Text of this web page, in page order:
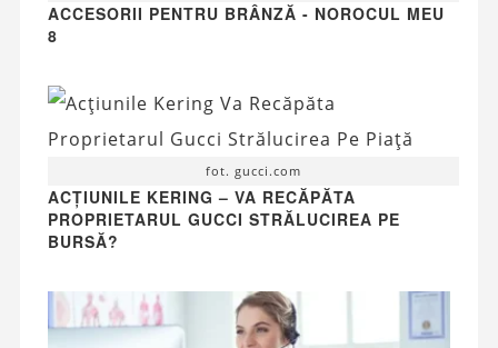
ACCESORII PENTRU BRÂNZĂ - NOROCUL MEU
8
fot. gucci.com
ACȚIUNILE KERING – VA RECĂPĂTA
PROPRIETARUL GUCCI STRĂLUCIREA PE
BURSĂ?